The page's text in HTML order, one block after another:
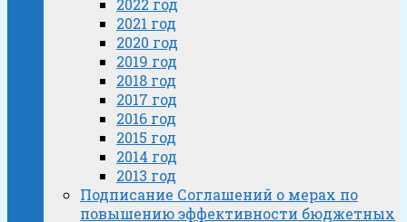
2022 год
2021 год
2020 год
2019 год
2018 год
2017 год
2016 год
2015 год
2014 год
2013 год
Подписание Соглашений о мерах по
повышению эффективности бюджетных